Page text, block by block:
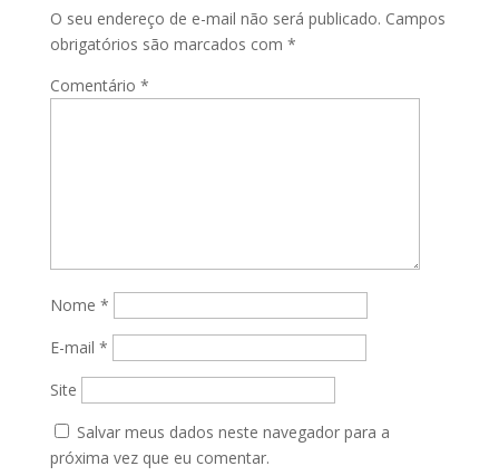
O seu endereço de e-mail não será publicado. Campos
obrigatórios são marcados com *
Comentário *
Nome *
E-mail *
Site
Salvar meus dados neste navegador para a
próxima vez que eu comentar.